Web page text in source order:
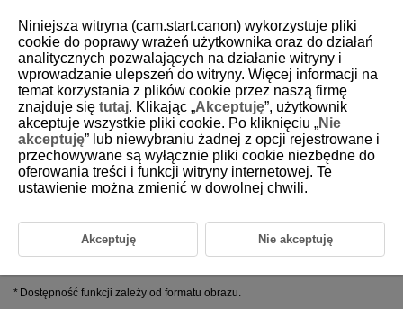
D233-023
Edytowanie obrazów
Obrazy RAW
Obrazy JPEG/TIFF/HEIF
Przepisy i pliki przepisów
Zapisywanie wyników edycji
Dostępność funkcji zależy od formatu obrazu.
Niniejsza witryna (cam.start.canon) wykorzystuje pliki
cookie do poprawy wrażeń użytkownika oraz do działań
analitycznych pozwalających na działanie witryny i
wprowadzanie ulepszeń do witryny. Więcej informacji na
temat korzystania z plików cookie przez naszą firmę
znajduje się tutaj. Klikając „Akceptuję”, użytkownik
akceptuje wszystkie pliki cookie. Po kliknięciu „Nie
akceptuję” lub niewybraniu żadnej z opcji rejestrowane i
przechowywane są wyłącznie pliki cookie niezbędne do
oferowania treści i funkcji witryny internetowej. Te
ustawienie można zmienić w dowolnej chwili.
Akceptuję Nie akceptuję